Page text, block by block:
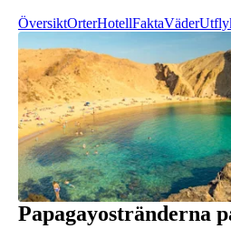
ÖversiktOrterHotellFaktaVäder
Papagayostränderna